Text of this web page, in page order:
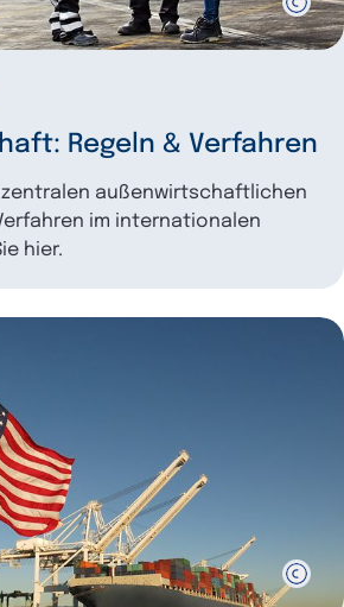
Regeln & Verfahren
zentralen außenwirtschaftlichen
im internationalen
hier.